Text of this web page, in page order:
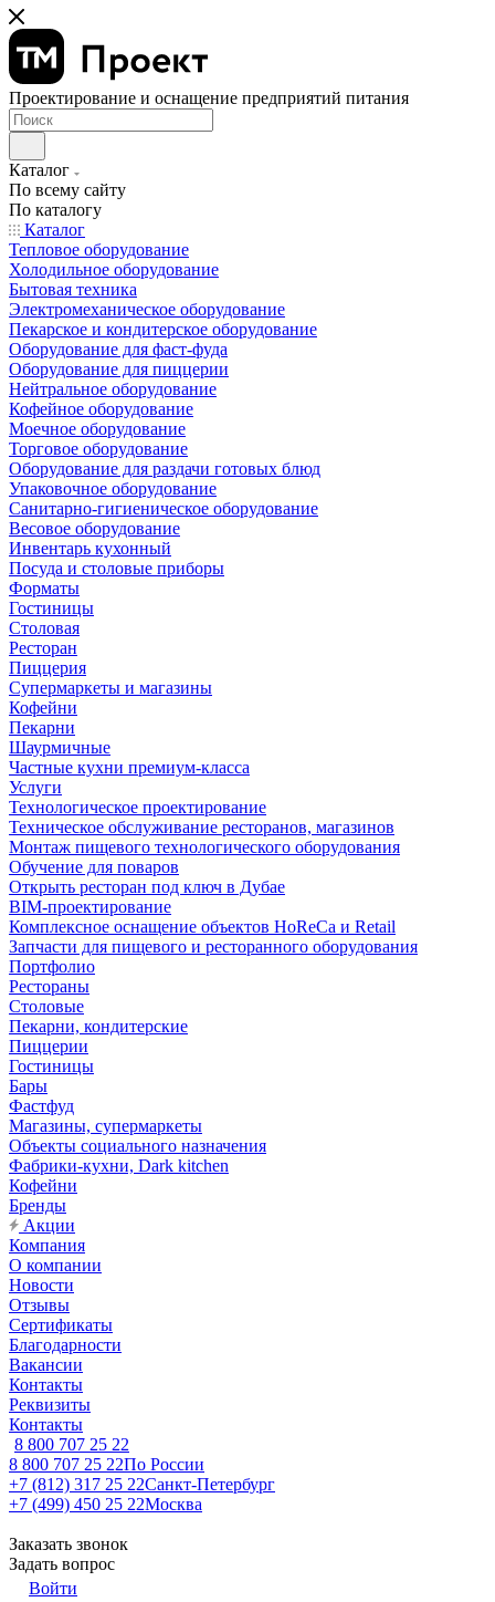
Проектирование и оснащение предприятий питания
Каталог
По всему сайту
По каталогу
Каталог
Тепловое оборудование
Холодильное оборудование
Бытовая техника
Электромеханическое оборудование
Пекарское и кондитерское оборудование
Оборудование для фаст-фуда
Оборудование для пиццерии
Нейтральное оборудование
Кофейное оборудование
Моечное оборудование
Торговое оборудование
Оборудование для раздачи готовых блюд
Упаковочное оборудование
Санитарно-гигиеническое оборудование
Весовое оборудование
Инвентарь кухонный
Посуда и столовые приборы
Форматы
Гостиницы
Столовая
Ресторан
Пиццерия
Супермаркеты и магазины
Кофейни
Пекарни
Шаурмичные
Частные кухни премиум-класса
Услуги
Технологическое проектирование
Техническое обслуживание ресторанов, магазинов
Монтаж пищевого технологического оборудования
Обучение для поваров
Открыть ресторан под ключ в Дубае
BIM-проектирование
Комплексное оснащение объектов HoReCa и Retail
Запчасти для пищевого и ресторанного оборудования
Портфолио
Рестораны
Столовые
Пекарни, кондитерские
Пиццерии
Гостиницы
Бары
Фастфуд
Магазины, супермаркеты
Объекты социального назначения
Фабрики-кухни, Dark kitchen
Кофейни
Бренды
Акции
Компания
О компании
Новости
Отзывы
Сертификаты
Благодарности
Вакансии
Контакты
Реквизиты
Контакты
8 800 707 25 22
8 800 707 25 22По России
+7 (812) 317 25 22Санкт-Петербург
+7 (499) 450 25 22Москва
Заказать звонок
Задать вопрос
Войти